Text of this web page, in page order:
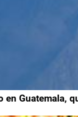
Guatemala,